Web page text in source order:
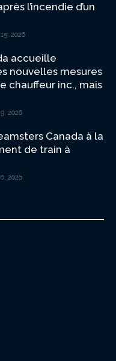
l’incendie d’un
2026
accueille
nouvelles mesures
chauffeur inc., mais
2026
Canada à la
de train à
2026